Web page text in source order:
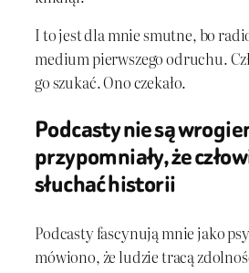
I to jest dla mnie smutne, bo
medium pierwszego odruchu.
go szukać. Ono czekało.
Podcasty nie są
przypomniały, że
słuchać historii
Podcasty fascynują mnie jako
mówiono, że ludzie tracą